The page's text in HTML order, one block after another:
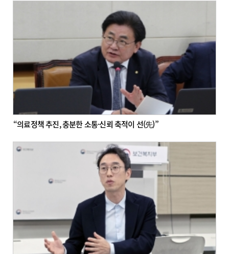
“의료정책 추진, 충분한 소통·신뢰 축적이 선(先)”